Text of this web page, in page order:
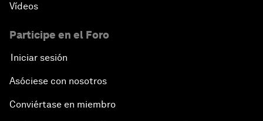
Vídeos
Participe en el Foro
Iniciar sesión
Asóciese con nosotros
Conviértase en miembro